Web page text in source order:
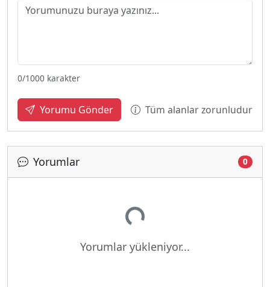
0/1000 karakter
Yorumu Gönder Tüm alanlar zorunludur
Yorumlar 0
Yükleniyor...
Yorumlar yükleniyor...